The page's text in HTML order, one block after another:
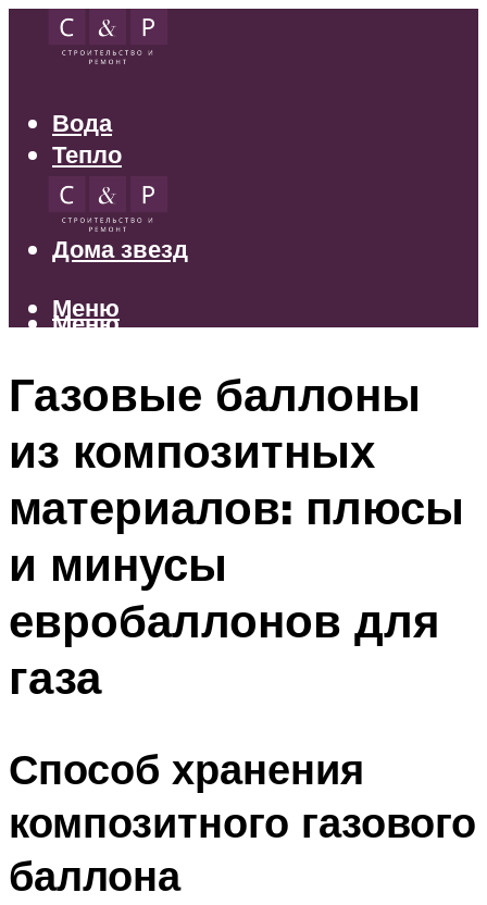
Вода
Тепло
Электрика
Свет
Дома звезд
Меню
Меню
Газовые баллоны
из композитных
материалов: плюсы
и минусы
евробаллонов для
газа
Способ хранения
композитного газового
баллона